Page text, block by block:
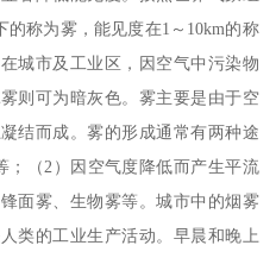
称为雾，能见度在1～10km的称
城市及工业区，因空气中污染物
则可为暗灰色。雾主要是由于空
结而成。雾的形成通常有两种途
；（2）因空气度降低而产生平流
面雾、生物雾等。城市中的烟雾
类的工业生产活动。早晨和晚上